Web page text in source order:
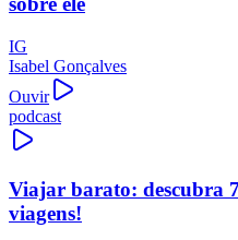
IG
Isabel Gonçalves
Ouvir
podcast
Viajar barato: descubra
viagens!